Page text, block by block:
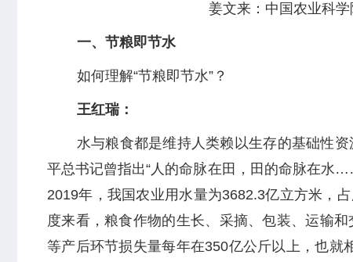
姜文来：中国农业科
一、节粮即节水
如何理解“节粮即节水”？
王红瑞：
水与粮食都是维持人类赖以生存的基础性
平总书记曾指出“人的命脉在田，田的命脉在水
2019年，我国农业用水量为3682.3亿立方米，
度来看，粮食作物的生长、采摘、包装、运输
等产后环节损失量每年在350亿公斤以上，也就